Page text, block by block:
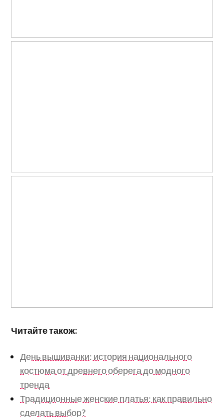
Читайте також:
День вышиванки: история национального
костюма от древнего оберега до модного
тренда
Традиционные женские платья: как правильно
сделать выбор?